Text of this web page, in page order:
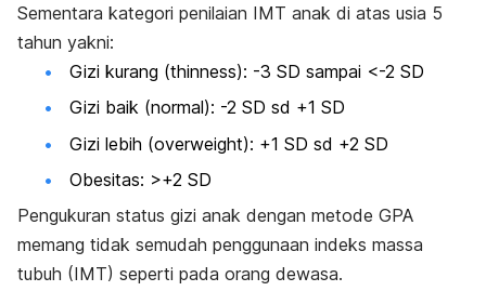
Sementara kategori penilaian IMT anak di atas usia 5
tahun yakni:
Gizi kurang (thinness): -3 SD sampai <-2 SD
Gizi baik (normal): -2 SD sd +1 SD
Gizi lebih (overweight): +1 SD sd +2 SD
Obesitas: >+2 SD
Pengukuran status gizi anak dengan metode GPA
memang tidak semudah penggunaan indeks massa
tubuh (IMT) seperti pada orang dewasa.